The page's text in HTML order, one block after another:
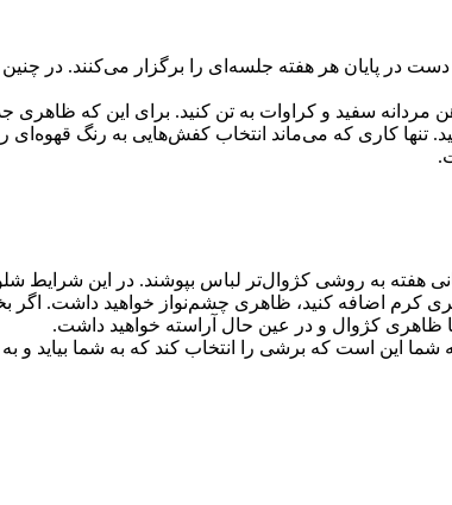
در پایان هر هفته جلسه‌ای را برگزار می‌کنند. در
مردانه سفید و کراوات به تن کنید. برای این که
تنها کاری که می‌ماند انتخاب کفش‌هایی به رنگ
هفته به روشی کژوال‌تر لباس بپوشند. در این شرایط
اضافه کنید، ظاهری چشم‌نواز خواهید داشت. اگر
کژوال و در عین حال آراسته خواهید داشت.
این است که برشی را انتخاب کند که به شما بیاید و